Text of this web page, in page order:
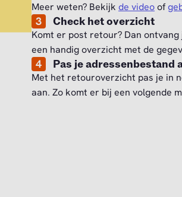
Meer weten? Bekijk de videoof
3 Check het overzicht
Komt er post retour? Dan
een handig overzicht met de
4 Pas je adressenbestand
Met het retouroverzicht pas je in
aan. Zo komt er bij een volgende